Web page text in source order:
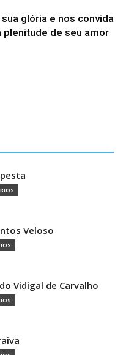
glória e nos convida
plenitude de seu amor
Veloso
Vidigal de Carvalho